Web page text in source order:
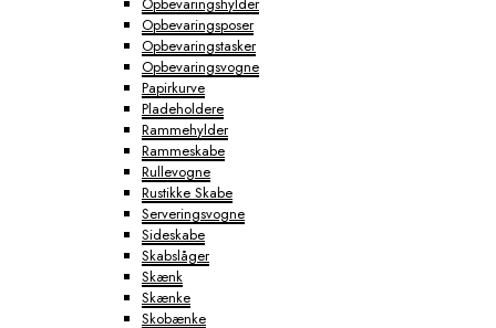
Opbevaringsposer
Opbevaringstasker
Opbevaringsvogne
Papirkurve
Pladeholdere
Rammehylder
Rammeskabe
Rullevogne
Rustikke Skabe
Serveringsvogne
Sideskabe
Skabslåger
Skænk
Skænke
Skobænke